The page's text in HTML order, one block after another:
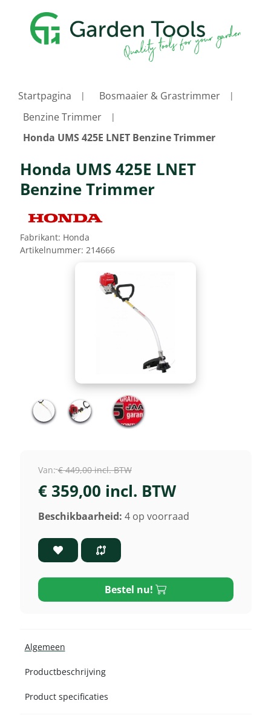
Startpagina
Bosmaaier & Grastrimmer
Benzine Trimmer
Honda UMS 425E LNET Benzine Trimmer
Honda UMS 425E LNET
Benzine Trimmer
Fabrikant: Honda
Artikelnummer: 214666
Van: € 449,00 incl. BTW
€ 359,00 incl. BTW
Beschikbaarheid: 4 op voorraad
Bestel nu!
Algemeen
Productbeschrijving
Product specificaties